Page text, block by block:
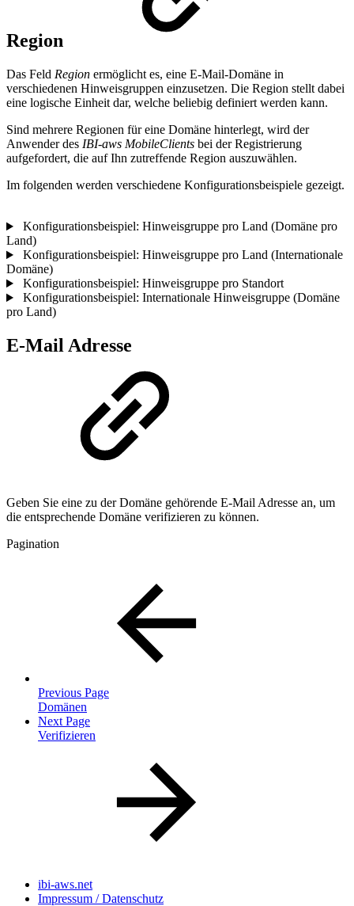
Region
Das Feld Region ermöglicht es, eine E-Mail-Domäne in
verschiedenen Hinweisgruppen einzusetzen. Die Region stellt dabei
eine logische Einheit dar, welche beliebig definiert werden kann.
Sind mehrere Regionen für eine Domäne hinterlegt, wird der
Anwender des IBI-aws MobileClients bei der Registrierung
aufgefordert, die auf Ihn zutreffende Region auszuwählen.
Im folgenden werden verschiedene Konfigurationsbeispiele gezeigt.
Konfigurationsbeispiel: Hinweisgruppe pro Land (Domäne pro
Land)
Konfigurationsbeispiel: Hinweisgruppe pro Land (Internationale
Domäne)
Konfigurationsbeispiel: Hinweisgruppe pro Standort
Konfigurationsbeispiel: Internationale Hinweisgruppe (Domäne
pro Land)
E-Mail Adresse
Geben Sie eine zu der Domäne gehörende E-Mail Adresse an, um
die entsprechende Domäne verifizieren zu können.
Pagination
Previous Page
Domänen
Next Page
Verifizieren
ibi-aws.net
Impressum / Datenschutz